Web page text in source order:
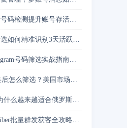
测提升账号存活率的关键技巧
识别3天活跃用户并降低封号风险？
筛选实战指南与精准营销方法？
美国市场活跃用户筛选提升私信回复率
适合俄罗斯海外营销团队做用户触达？
发获客全攻略，解决触达慢与转化低